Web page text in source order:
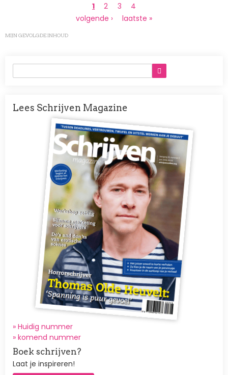
Huidige
pagina
1 Page
2 Page
3 Page
4
Volgende
volgende ›
Laatste
laatste »
MIJN GEVOLGDE INHOUD
Lees Schrijven Magazine
Afbeelding
» Huidig nummer
» komend nummer
Boek schrijven?
Laat je inspireren!